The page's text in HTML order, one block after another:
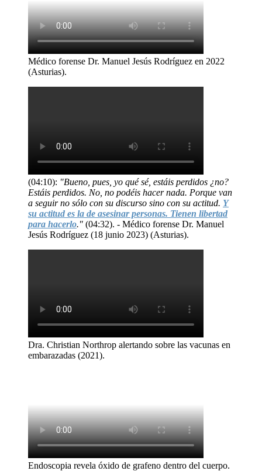
Médico forense Dr. Manuel Jesús Rodríguez en 2022
(Asturias).
(04:10): "Bueno, pues, yo qué sé, estáis perdidos ¿no?
Estáis perdidos. No, no podéis hacer nada. Porque van
a seguir no sólo con su discurso sino con su actitud. Y
su actitud es la de asesinar personas. Tienen libertad
para hacerlo." (04:32). - Médico forense Dr. Manuel
Jesús Rodríguez (18 junio 2023) (Asturias).
Dra. Christian Northrop alertando sobre las vacunas en
embarazadas (2021).
Endoscopia revela óxido de grafeno dentro del cuerpo.